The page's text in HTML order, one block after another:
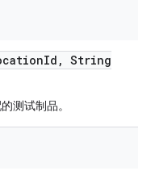
Id , String
测试制品。